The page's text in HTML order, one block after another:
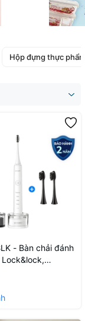
Hộp đựng thực phẩm
- Bàn chải đánh
lượng 235g,
dây - màu đen